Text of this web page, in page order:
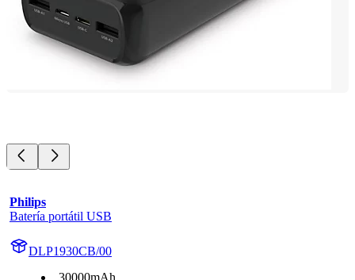
Philips
Batería portátil USB
DLP1930CB/00